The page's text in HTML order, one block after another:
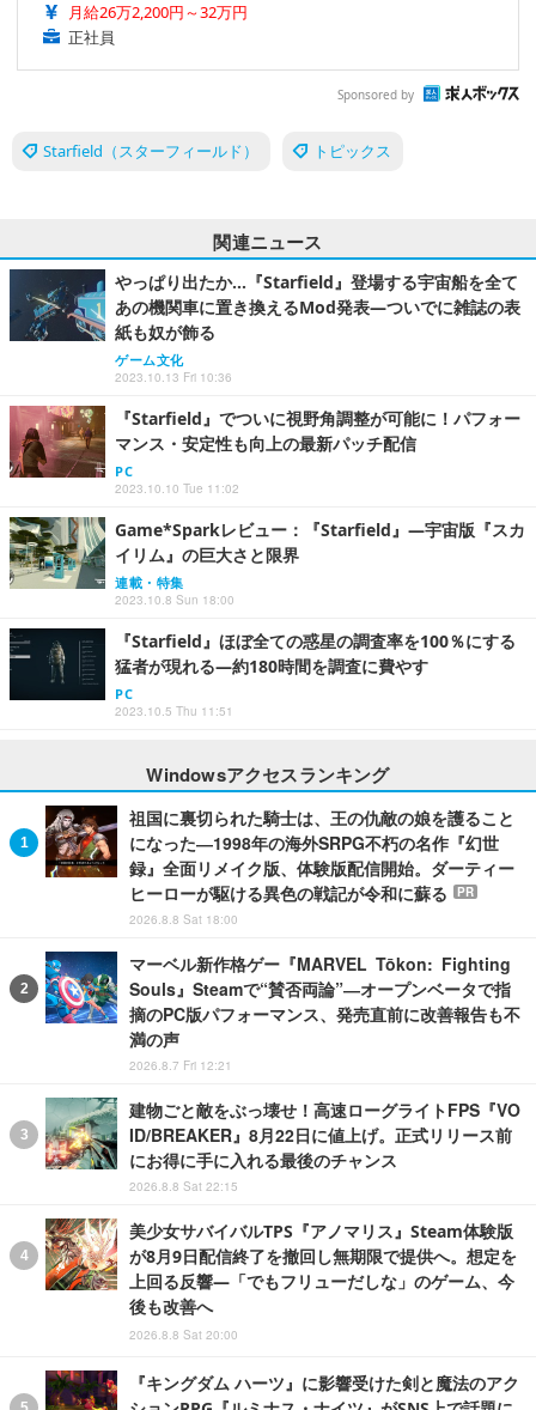
月給26万2,200円～32万円
正社員
Sponsored by
Starfield（スターフィールド） トピックス
関連ニュース
やっぱり出たか…『Starfield』登場する宇宙船を全て
あの機関車に置き換えるMod発表―ついでに雑誌の表
紙も奴が飾る
ゲーム文化
2023.10.13 Fri 10:36
『Starfield』でついに視野角調整が可能に！パフォー
マンス・安定性も向上の最新パッチ配信
PC
2023.10.10 Tue 11:02
Game*Sparkレビュー：『Starfield』―宇宙版『スカ
イリム』の巨大さと限界
連載・特集
2023.10.8 Sun 18:00
『Starfield』ほぼ全ての惑星の調査率を100％にする
猛者が現れる―約180時間を調査に費やす
PC
2023.10.5 Thu 11:51
Windowsアクセスランキング
祖国に裏切られた騎士は、王の仇敵の娘を護ること
になった―1998年の海外SRPG不朽の名作『幻世
録』全面リメイク版、体験版配信開始。ダーティー
ヒーローが駆ける異色の戦記が令和に蘇る
PR
2026.8.8 Sat 18:00
マーベル新作格ゲー『MARVEL Tōkon: Fighting
Souls』Steamで“賛否両論”―オープンベータで指
摘のPC版パフォーマンス、発売直前に改善報告も不
満の声
2026.8.7 Fri 12:21
建物ごと敵をぶっ壊せ！高速ローグライトFPS『VO
ID/BREAKER』8月22日に値上げ。正式リリース前
にお得に手に入れる最後のチャンス
2026.8.8 Sat 22:15
美少女サバイバルTPS『アノマリス』Steam体験版
が8月9日配信終了を撤回し無期限で提供へ。想定を
上回る反響―「でもフリューだしな」のゲーム、今
後も改善へ
2026.8.8 Sat 20:00
『キングダム ハーツ』に影響受けた剣と魔法のアク